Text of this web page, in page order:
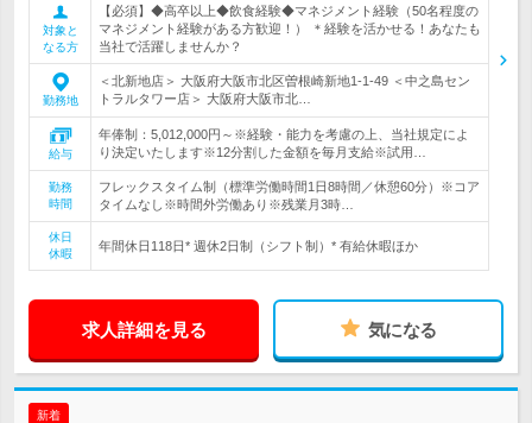
対象と
なる方
【必須】◆高卒以上◆飲食経験◆マネジメント経験（50名程度の
マネジメント経験がある方歓迎！） ＊経験を活かせる！あなたも
当社で活躍しませんか？
勤務地
＜北新地店＞ 大阪府大阪市北区曽根崎新地1-1-49 ＜中之島セン
トラルタワー店＞ 大阪府大阪市北…
給与
年俸制：5,012,000円～※経験・能力を考慮の上、当社規定によ
り決定いたします※12分割した金額を毎月支給※試用…
勤務
時間
フレックスタイム制（標準労働時間1日8時間／休憩60分）※コア
タイムなし※時間外労働あり※残業月3時…
休日
休暇
年間休日118日* 週休2日制（シフト制）* 有給休暇ほか
求人詳細を見る 気になる
新着